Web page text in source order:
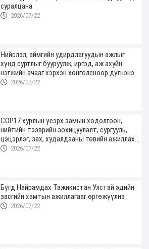
суралцана
2026/07/22
Нийслэл, аймгийн удирдлагуудын ажлыг
хүнд суртлыг бууруулж, иргэд, аж ахуйн
нэгжийн ачааг хэрхэн хөнгөлснөөр дүгнэнэ
2026/07/22
COP17 хурлын үеэрх замын хөдөлгөөн,
нийтийн тээврийн зохицуулалт, сургууль,
цэцэрлэг, зах, худалдааны төвийн ажиллах
хуваарийг гаргаж, иргэдэд мэдээлэхийг
2026/07/22
Бүгд Найрамдах Тажикистан Улстай эдийн
засгийн хамтын ажиллагааг өргөжүүлнэ
2026/07/22